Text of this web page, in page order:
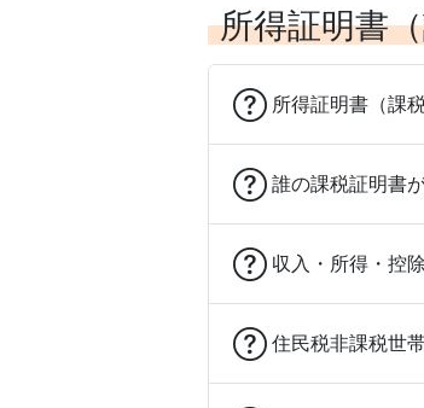
所得証明書
所得証明書（課
誰の課税証明書
収入・所得・控
住民税非課税世